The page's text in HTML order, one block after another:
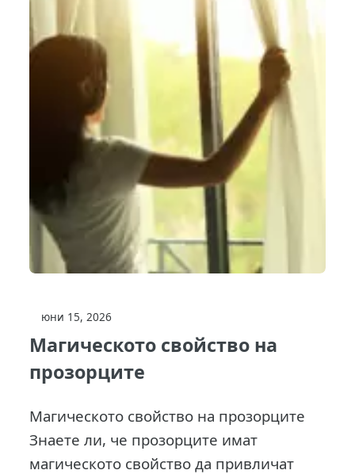
юни 15, 2026
Магическото свойство на
прозорците
Магическото свойство на прозорците
Знаете ли, че прозорците имат
магическото свойство да привличат